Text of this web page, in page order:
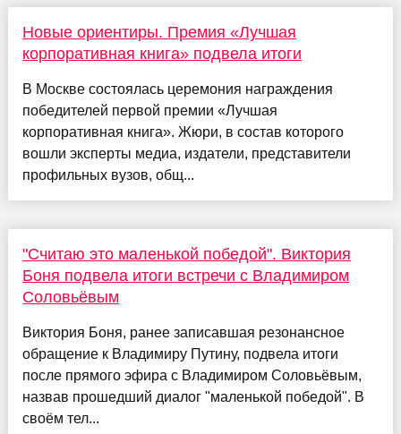
Новые ориентиры. Премия «Лучшая
корпоративная книга» подвела итоги
В Москве состоялась церемония награждения
победителей первой премии «Лучшая
корпоративная книга». Жюри, в состав которого
вошли эксперты медиа, издатели, представители
профильных вузов, общ...
"Считаю это маленькой победой". Виктория
Боня подвела итоги встречи с Владимиром
Соловьёвым
Виктория Боня, ранее записавшая резонансное
обращение к Владимиру Путину, подвела итоги
после прямого эфира с Владимиром Соловьёвым,
назвав прошедший диалог "маленькой победой". В
своём тел...